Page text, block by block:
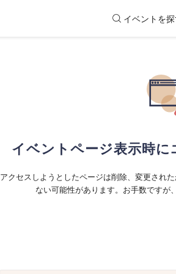
イベントを
イベントページ表示時に
アクセスしようとしたページは削除、変更され
ない可能性があります。お手数ですが